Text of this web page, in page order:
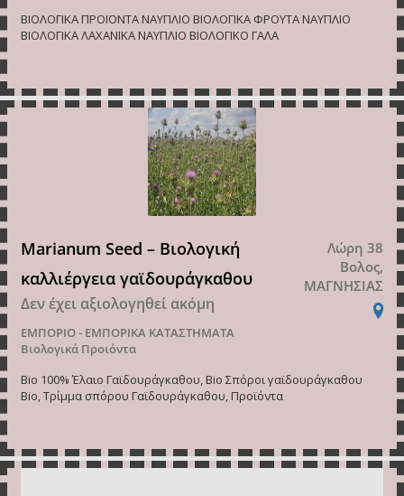
ΒΙΟΛΟΓΙΚΑ ΠΡΟΪΟΝΤΑ ΝΑΥΠΛΙΟ ΒΙΟΛΟΓΙΚΑ ΦΡΟΥΤΑ ΝΑΥΠΛΙΟ
ΒΙΟΛΟΓΙΚΑ ΛΑΧΑΝΙΚΑ ΝΑΥΠΛΙΟ ΒΙΟΛΟΓΙΚΟ ΓΑΛΑ
Marianum Seed – Βιολογική
καλλιέργεια γαϊδουράγκαθου
Δεν έχει αξιολογηθεί ακόμη
ΕΜΠΟΡΙΟ - ΕΜΠΟΡΙΚΑ ΚΑΤΑΣΤΗΜΑΤΑ
Βιολογικά Προιόντα
Λώρη 38
Βολος,
ΜΑΓΝΗΣΙΑΣ
Bio 100% Έλαιο Γαϊδουράγκαθου, Bio Σπόροι γαϊδουράγκαθου
Bio, Τρίμμα σπόρου Γαϊδουράγκαθου, Προϊόντα